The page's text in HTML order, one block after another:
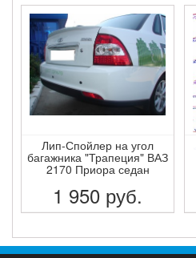
ПОДРОБНЕЕ
Лип-Спойлер на угол
багажника "Трапеция" ВАЗ
2170 Приора седан
1 950 руб.
ПОДРОБНЕЕ